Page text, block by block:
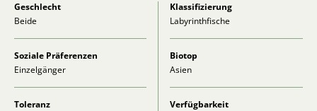
Geschlecht
Beide
Klassifizierung
Labyrinthfische
Soziale Präferenzen
Einzelgänger
Biotop
Asien
Toleranz
Verfügbarkeit